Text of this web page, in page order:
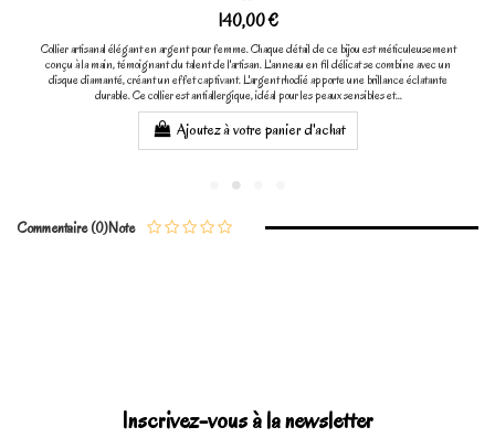
140,00 €
Collier artisanal élégant en argent pour femme. Chaque détail de ce bijou est méticuleusement
conçu à la main, témoignant du talent de l'artisan. L'anneau en fil délicat se combine avec un
disque diamanté, créant un effet captivant. L'argent rhodié apporte une brillance éclatante
durable. Ce collier est antiallergique, idéal pour les peaux sensibles et...
Ajoutez à votre panier d'achat
Note
Commentaire (0)
Inscrivez-vous à la newsletter